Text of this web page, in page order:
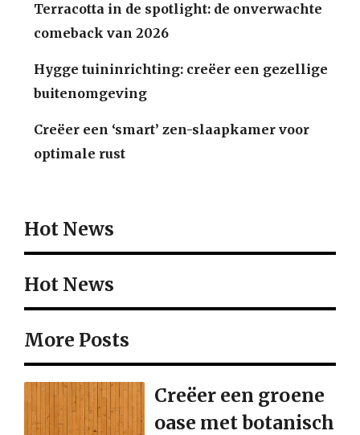
Terracotta in de spotlight: de onverwachte
comeback van 2026
Hygge tuininrichting: creëer een gezellige
buitenomgeving
Creëer een ‘smart’ zen-slaapkamer voor
optimale rust
Hot News
Hot News
More Posts
Creëer een groene
oase met botanisch